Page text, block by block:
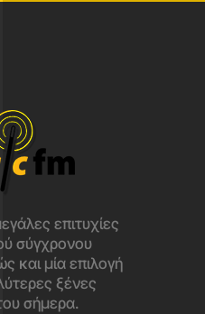
επιτυχίες
σύγχρονου
και μία επιλογή
ξένες
σήμερα.